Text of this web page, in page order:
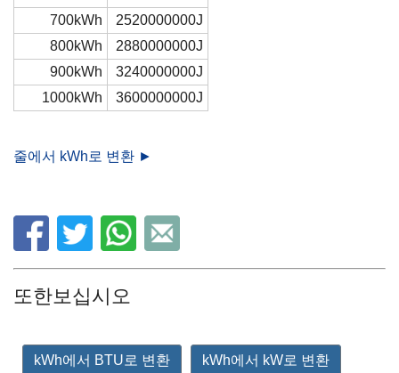
700kWh
2520000000J
800kWh
2880000000J
900kWh
3240000000J
1000kWh
3600000000J
줄에서 kWh로 변환 ►
또한보십시오
kWh에서 BTU로 변환 kWh에서 kW로 변환